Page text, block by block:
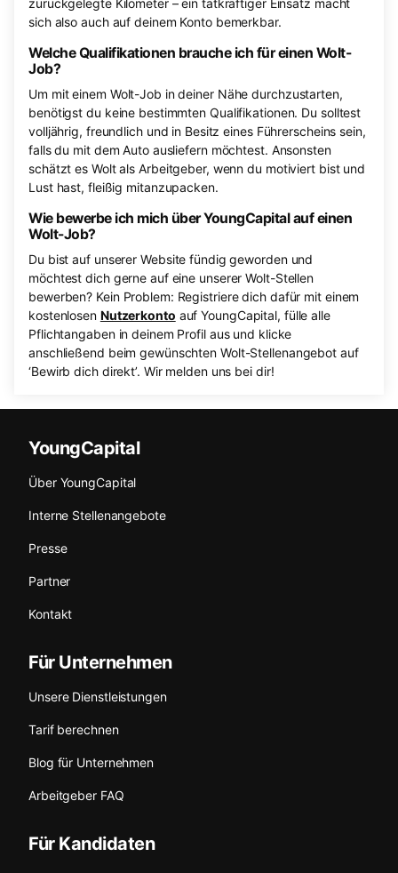
zurückgelegte Kilometer – ein tatkräftiger Einsatz macht
sich also auch auf deinem Konto bemerkbar.
Welche Qualifikationen brauche ich für einen Wolt-
Job?
Um mit einem Wolt-Job in deiner Nähe durchzustarten,
benötigst du keine bestimmten Qualifikationen. Du solltest
volljährig, freundlich und in Besitz eines Führerscheins sein,
falls du mit dem Auto ausliefern möchtest. Ansonsten
schätzt es Wolt als Arbeitgeber, wenn du motiviert bist und
Lust hast, fleißig mitanzupacken.
Wie bewerbe ich mich über YoungCapital auf einen
Wolt-Job?
Du bist auf unserer Website fündig geworden und
möchtest dich gerne auf eine unserer Wolt-Stellen
bewerben? Kein Problem: Registriere dich dafür mit einem
kostenlosen Nutzerkonto auf YoungCapital, fülle alle
Pflichtangaben in deinem Profil aus und klicke
anschließend beim gewünschten Wolt-Stellenangebot auf
‘Bewirb dich direkt’. Wir melden uns bei dir!
YoungCapital
Über YoungCapital
Interne Stellenangebote
Presse
Partner
Kontakt
Für Unternehmen
Unsere Dienstleistungen
Tarif berechnen
Blog für Unternehmen
Arbeitgeber FAQ
Für Kandidaten